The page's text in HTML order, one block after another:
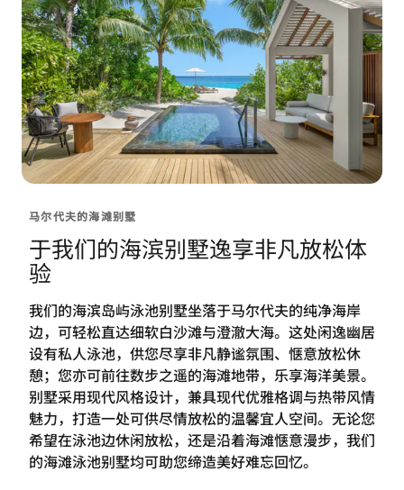
马尔代夫的海滩别墅
于我们的海滨别墅逸享非凡放松体
验
我们的海滨岛屿泳池别墅坐落于马尔代夫的纯净海岸
边，可轻松直达细软白沙滩与澄澈大海。这处闲逸幽居
设有私人泳池，供您尽享非凡静谧氛围、惬意放松休
憩；您亦可前往数步之遥的海滩地带，乐享海洋美景。
别墅采用现代风格设计，兼具现代优雅格调与热带风情
魅力，打造一处可供尽情放松的温馨宜人空间。无论您
希望在泳池边休闲放松，还是沿着海滩惬意漫步，我们
的海滩泳池别墅均可助您缔造美好难忘回忆。